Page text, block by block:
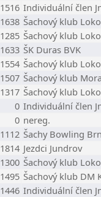
1516 Individuální člen
1638 Šachový klub
1285 Šachový klub
1633 ŠK Duras BVK
1554 Šachový klub
1507 Šachový klub
1317 Šachový klub
0 Individuální člen
0 nereg.
1112 Šachy Bowling
1814 Jezdci Jundrov
1300 Šachový klub
1495 Šachový klub DM
1446 Individuální člen